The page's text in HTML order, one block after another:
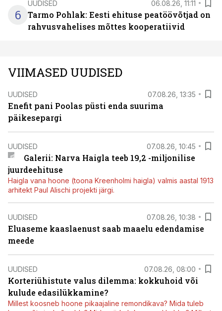
6
UUDISED 06.08.26, 11:11
Tarmo Pohlak: Eesti ehituse peatöövõtjad on
rahvusvahelises mõttes kooperatiivid
VIIMASED UUDISED
UUDISED 07.08.26, 13:35
Enefit pani Poolas püsti enda suurima
päikesepargi
UUDISED 07.08.26, 10:45
Galerii: Narva Haigla teeb 19,2 -miljonilise
juurdeehituse
Haigla vana hoone (toona Kreenholmi haigla) valmis aastal 1913
arhitekt Paul Alischi projekti järgi.
UUDISED 07.08.26, 10:38
Eluaseme kaaslaenust saab maaelu edendamise
meede
UUDISED 07.08.26, 08:00
Korteriühistute valus dilemma: kokkuhoid või
kulude edasilükkamine?
Millest koosneb hoone pikaajaline remondikava? Mida tuleb